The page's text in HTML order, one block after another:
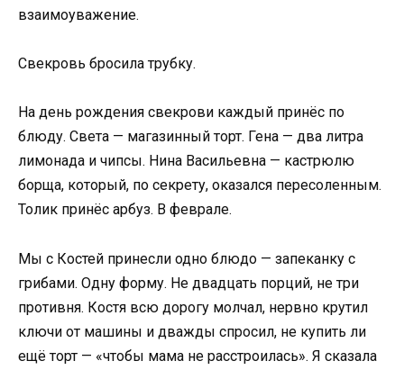
взаимоуважение.
Свекровь бросила трубку.
На день рождения свекрови каждый принёс по
блюду. Света — магазинный торт. Гена — два литра
лимонада и чипсы. Нина Васильевна — кастрюлю
борща, который, по секрету, оказался пересоленным.
Толик принёс арбуз. В феврале.
Мы с Костей принесли одно блюдо — запеканку с
грибами. Одну форму. Не двадцать порций, не три
противня. Костя всю дорогу молчал, нервно крутил
ключи от машины и дважды спросил, не купить ли
ещё торт — «чтобы мама не расстроилась». Я сказала